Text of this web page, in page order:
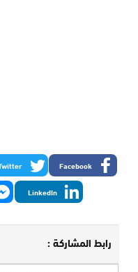
Facebook
LinkedIn
رابط المشاركة :